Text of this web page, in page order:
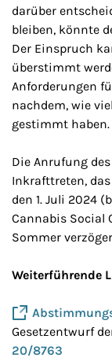
darüber
bleiben, könnte
Der Einspruch
überstimmt
Anforderungen
nachdem, wie
gestimmt haben.
Die Anrufung
Inkrafttreten,
den 1. Juli 2024
Cannabis Social
Sommer
Weiterführende
Gesetzentwurf
20/8763